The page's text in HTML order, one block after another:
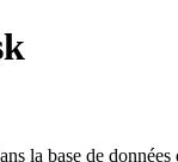
la base de